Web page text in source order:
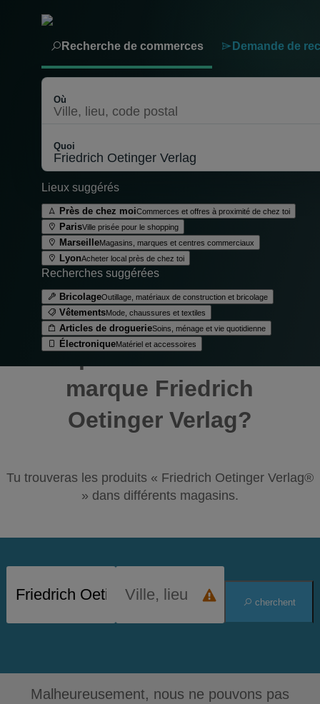
Aller au contenu
Recherche de commerces Demande de
Où
Quoi
Lieux suggérés
Près de chez moiCommerces et offres à proximité de chez toi
ParisVille prisée pour le shopping
MarseilleMagasins, marques et centres commerciaux
LyonAcheter local près de chez toi
Recherches suggérées
BricolageOutillage, matériaux de construction et bricolage
VêtementsMode, chaussures et textiles
Articles de droguerieSoins, ménage et vie quotidienne
ÉlectroniqueMatériel et accessoires
Emplacement actuel
Oùpeut-on acheter la
marque Friedrich
Oetinger Verlag?
Tu trouveras les produits « Friedrich Oetinger Verlag®
» dans différents magasins.
cherchent
Malheureusement, nous ne pouvons pas